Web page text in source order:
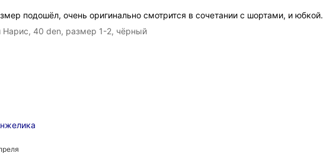
подошёл, очень оригинально смотрится в сочетании с шортами, и юбкой.
Нарис, 40 den, размер 1-2, чёрный